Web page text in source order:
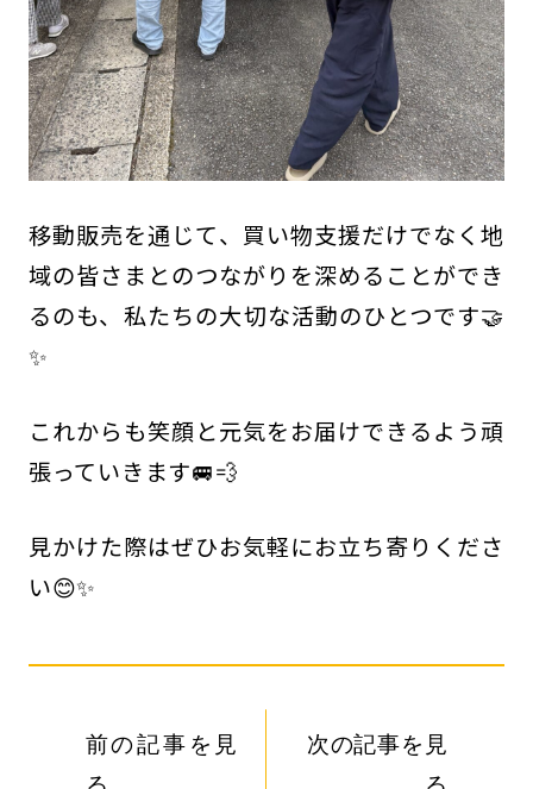
移動販売を通じて、買い物支援だけでなく地
域の皆さまとのつながりを深めることができ
るのも、私たちの大切な活動のひとつです🤝
✨
これからも笑顔と元気をお届けできるよう頑
張っていきます🚐💨
見かけた際はぜひお気軽にお立ち寄りくださ
い😊✨
前の記事を見
次の記事を見